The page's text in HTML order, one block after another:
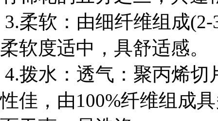
3.柔软：由细纤维组成
柔软度适中，具舒适感。
4.拨水：透气：聚丙烯
性佳，由100%纤维组成